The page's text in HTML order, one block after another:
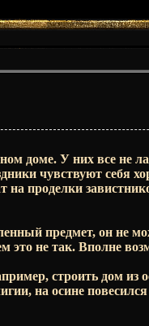
доме. У них все не
чувствуют себя
на проделки
предмет, он не
не так. Вполне
строить дом
на осине